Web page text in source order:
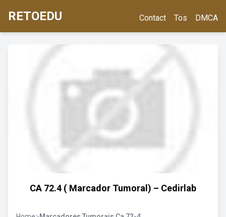
RETOEDU Contact Tos DMCA
CA 72.4 ( Marcador Tumoral) – Cedirlab